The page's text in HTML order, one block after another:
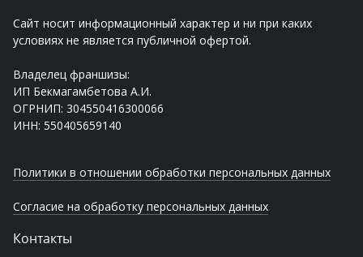
Сайт носит информационный характер и ни при каких
условиях не является публичной офертой.
Владелец франшизы:
ИП Бекмагамбетова А.И.
ОГРНИП: 304550416300066
ИНН: 550405659140
Политики в отношении обработки персональных данных
Согласие на обработку персональных данных
Контакты